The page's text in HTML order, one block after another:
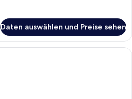
Daten auswählen und Preise sehen
Ein Schlafzimmer mit einem Bett,